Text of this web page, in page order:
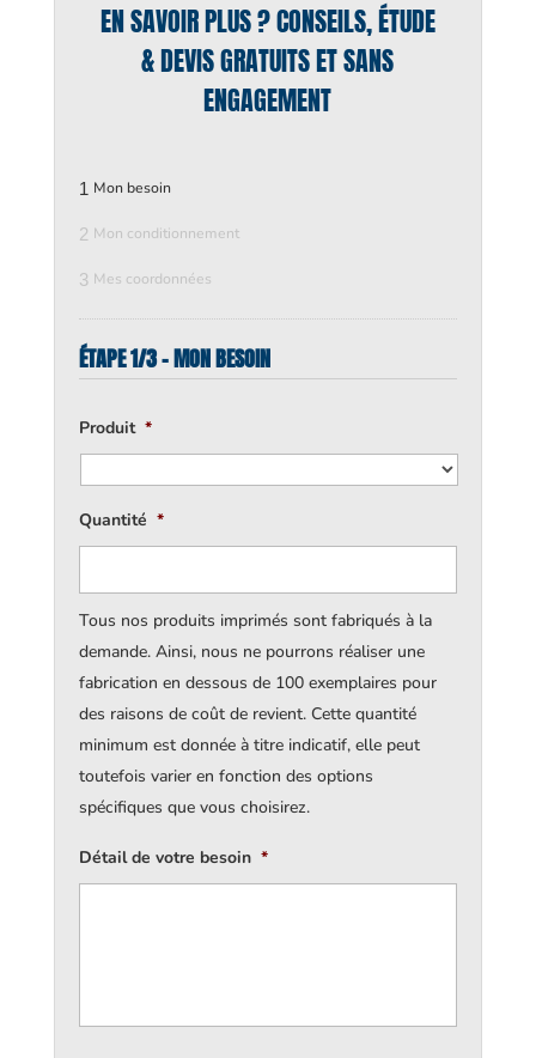
EN SAVOIR PLUS ? CONSEILS, ÉTUDE
& DEVIS GRATUITS ET SANS
ENGAGEMENT
1 Mon besoin
2 Mon conditionnement
3 Mes coordonnées
ÉTAPE 1/3 - MON BESOIN
Produit *
Quantité *
Tous nos produits imprimés sont fabriqués à la
demande. Ainsi, nous ne pourrons réaliser une
fabrication en dessous de 100 exemplaires pour
des raisons de coût de revient. Cette quantité
minimum est donnée à titre indicatif, elle peut
toutefois varier en fonction des options
spécifiques que vous choisirez.
Détail de votre besoin *